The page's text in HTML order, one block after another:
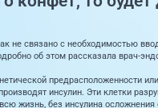
связано с необходимостью
об этом рассказала врач-
предрасположенности
инсулин. Эти клетки
жизнь, без инсулина осложнения